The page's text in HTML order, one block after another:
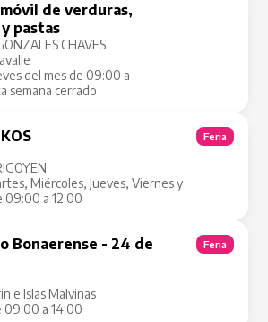
de verduras,
pastas
CHAVES
del mes de 09:00 a
semana cerrado
Miércoles, Jueves, Viernes y
09:00 a 12:00
Feria
Bonaerense - 24 de
e Islas Malvinas
09:00 a 14:00
Feria